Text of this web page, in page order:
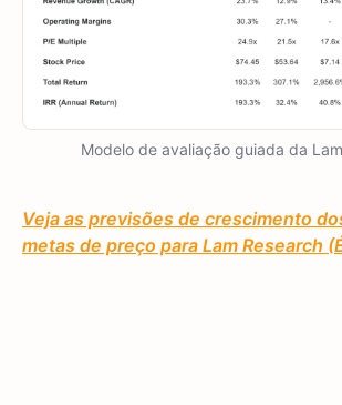
Modelo de avaliação guiada da
Veja as previsões de crescimento
metas de preço para Lam Research